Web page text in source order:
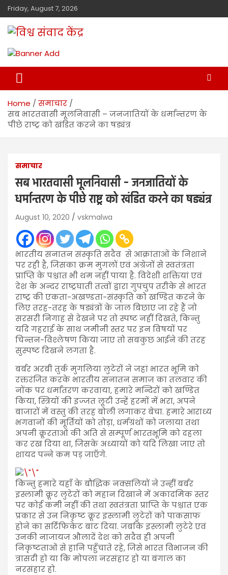
Friday, August 7, 2026
विश्व संवाद केंद्र
Home
समाचार
सब भारतवासी मूलनिवासी – जनजातियों के धर्मान्तरण के
पीछे राष्ट्र को खंडित करने का षड्यंत्र
समाचार
सब भारतवासी मूलनिवासी – जनजातियों के
धर्मान्तरण के पीछे राष्ट्र को खंडित करने का षड्यंत्र
August 10, 2020 vskmalwa
भारतीय सनातन संस्कृति सदैव से आक्रांताओं के निशाने
पर रही है, जिसका क्रम मुगलों एवं अंग्रेजों से स्वतंत्रता
प्राप्ति के पश्चात भी थम नहीं पाया है. विदेशी शक्तियां एवं
देश के अन्दर राष्ट्रघाती तत्वों द्वारा गुपचुप तरीके से भारत
राष्ट्र की एकता-अखण्डता-संस्कृति को खण्डित करने के
लिए तरह-तरह के षड्यंत्रों के जाल बिछाए जा रहे हैं जो
सरसरी निगाह से देखने पर तो स्पष्ट नहीं दिखते, किन्तु
यदि गहराई के साथ जमीनी स्तर पर इन विषयों पर
चिन्तन-विश्लेषण किया जाए तो सबकुछ आईने की तरह
सुस्पष्ट दिखने लगता है.
बर्बर अरबी तुर्क मुगलिया लुटेरों ने जहां भारत भूमि को
रक्तरंजित करके भारतीय सनातन समाज का तलवार की
नोंक पर धर्मांतरण करवाया, हमारे मन्दिरों को खण्डित
किया, स्त्रियों की इज्जत लूटी उन्हें हरमों में भरा, अपने
बाजारों में वस्तु की तरह बोली लगाकर बेचा. हमारे आराध्य
भगवानों की मूर्तियों को तोड़ा, धर्मग्रंथों को जलाया तथा
अपनी क्रूरताओं की अति से सम्पूर्ण भारतभूमि को दहला
कर रख दिया था, जिसके अध्यायों को यदि लिखा जाए तो
शायद पन्ने कम पड़ जाएँगे.
किन्तु हमारे यहाँ के बौद्धिक नक्सलियों ने उन्हीं बर्बर
इस्लामी क्रूर लुटेरों को महान दिखाने में अकादमिक स्तर
पर कोई कमी नहीं की तथा स्वतंत्रता प्राप्ति के पश्चात एक
प्रकार से उन निकृष्ट क्रूर इस्लामी लुटेरों को पाकसाफ
होने का सर्टिफिकेट बांट दिया. जबकि इस्लामी लुटेरे एवं
उनकी नाजायज औलादें देश को सदैव ही अपनी
निकृष्टताओं से हानि पहुँचाते रहे, जिसे भारत विभाजन की
त्रासदी हो या कि मोपला नरसंहार हो या बंगाल का
नरसंहार हो.